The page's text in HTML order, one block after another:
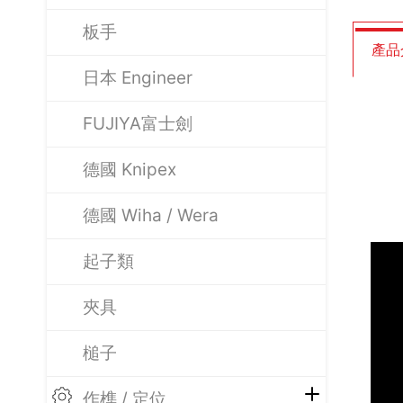
板手
日本 Engineer
FUJIYA富士劍
德國 Knipex
德國 Wiha / Wera
起子類
夾具
槌子
產